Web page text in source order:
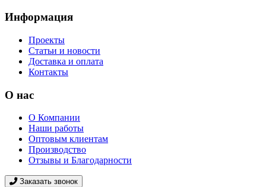
Информация
Проекты
Статьи и новости
Доставка и оплата
Контакты
О нас
О Компании
Наши работы
Оптовым клиентам
Производство
Отзывы и Благодарности
Заказать звонок